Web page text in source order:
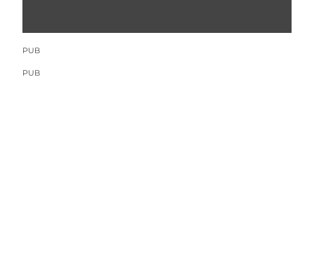
PUB
PUB